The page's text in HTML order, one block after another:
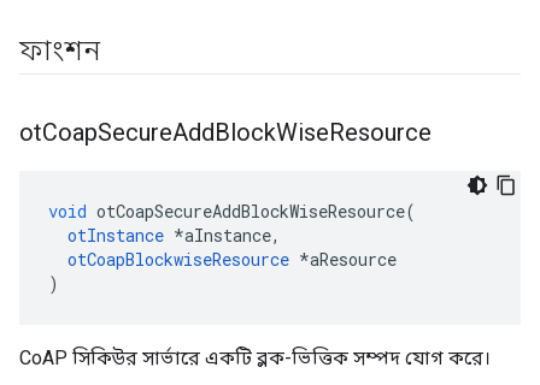
ফাংশন
otCoapSecureAddBlockWiseResource
void otCoapSecureAddBlockWiseResource(
otInstance *aInstance,
otCoapBlockwiseResource *aResource
)
CoAP সিকিউর সার্ভারে একটি ব্লক-ভিত্তিক সম্পদ যোগ করে।